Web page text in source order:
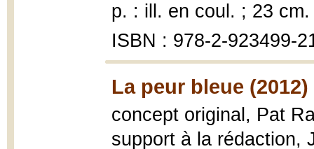
p. : ill. en coul. ; 23 cm.
ISBN : 978-2-923499-
La peur bleue (2012)
concept original, Pat
support à la rédaction,